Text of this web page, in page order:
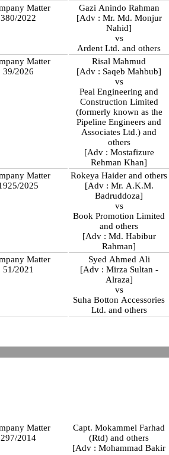
Matter
380/2022
Gazi Anindo Rahman
[Adv : Mr. Md. Monjur
Nahid]
vs
Ardent Ltd. and others
Matter
39/2026
Risal Mahmud
[Adv : Saqeb Mahbub]
vs
Peal Engineering and
Construction Limited
(formerly known as the
Pipeline Engineers and
Associates Ltd.) and
others
[Adv : Mostafizure
Rehman Khan]
Matter
2025
Rokeya Haider and others
[Adv : Mr. A.K.M.
Badruddoza]
vs
Book Promotion Limited
and others
[Adv : Md. Habibur
Rahman]
Matter
51/2021
Syed Ahmed Ali
[Adv : Mirza Sultan -
Alraza]
vs
Suha Botton Accessories
Ltd. and others
Matter
297/2014
Capt. Mokammel Farhad
(Rtd) and others
[Adv : Mohammad Bakir